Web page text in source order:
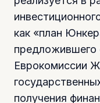
как «план
предложившего
Еврокомиссии
получения